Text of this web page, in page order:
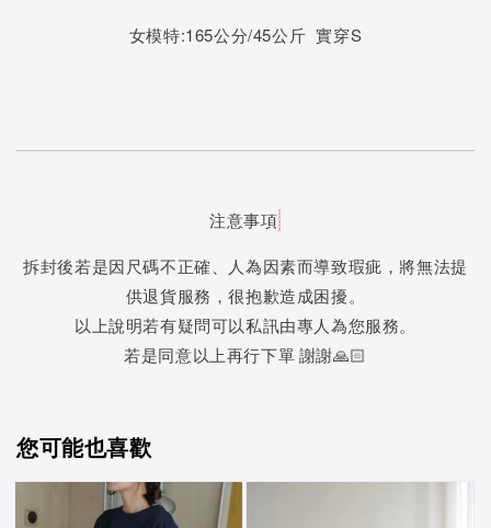
女模特:165公分/45公斤 實穿S
注意事項
拆封後若是因尺碼不正確、人為因素而導致瑕疵，將無法提
供退貨服務，很抱歉造成困擾。
以上說明若有疑問可以私訊由專人為您服務。
若是同意以上再行下單 謝謝🙏🏻
您可能也喜歡